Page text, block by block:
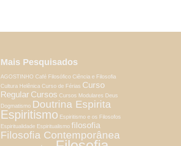
Mais Pesquisados
AGOSTINHO Café Filosófico Ciência e Filosofia
Cultura Helênica Curso de Férias Curso
Regular Cursos Cursos Modulares Deus
Dogmatismo Doutrina Espirita
Espiritismo Espiritismo e os Filosofos
Espiritualidade Espiritualismo filosofia
Filosofia Contemporânea